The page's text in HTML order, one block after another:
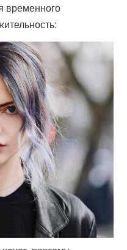
временного